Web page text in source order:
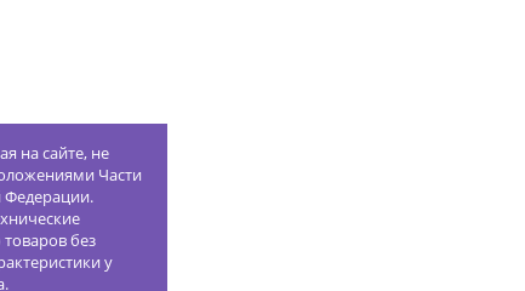
на сайте, не
Части
Федерации.
без
у